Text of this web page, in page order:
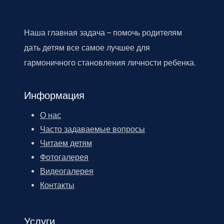
Наша главная задача – помочь родителям
дать детям все самое лучшее для
гармоничного становления личности ребенка.
Информация
О нас
Часто задаваемые вопросы
Читаем детям
Фотогалерея
Видеогалерея
Контакты